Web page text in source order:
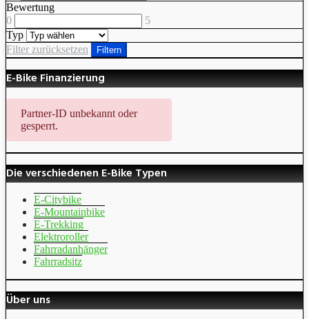
Bewertung
0
5
Typ
Filter zurücksetzen
Filtern
E-Bike Finanzierung
Partner-ID unbekannt oder
gesperrt.
Die verschiedenen E-Bike Typen
E-Citybike
E-Mountainbike
E-Trekking
Elektroroller
Fahrradanhänger
Fahrradsitz
Über uns